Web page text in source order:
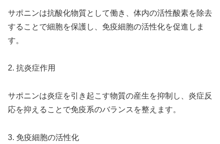
サポニンは抗酸化物質として働き、体内の活性酸素を除去
することで細胞を保護し、免疫細胞の活性化を促進しま
す。
2. 抗炎症作用
サポニンは炎症を引き起こす物質の産生を抑制し、炎症反
応を抑えることで免疫系のバランスを整えます。
3. 免疫細胞の活性化